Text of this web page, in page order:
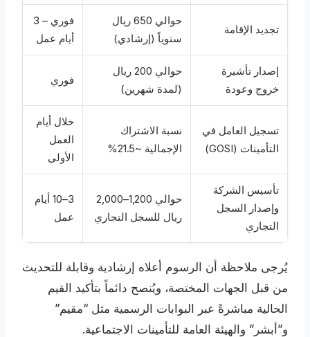
تجديد الإقامة
حوالي 650 ريال
سنوياً (إرشادي)
فوري – 3
أيام عمل
إصدار تأشيرة
خروج وعودة
حوالي 200 ريال
(لمدة شهرين)
فوري
تسجيل العامل في
التأمينات (GOSI)
نسبة الاشتراك
الإجمالية ~21.5%
خلال أيام
العمل
الأولى
تأسيس الشركة
وإصدار السجل
التجاري
حوالي 1,200–2,000
ريال للسجل التجاري
3–10 أيام
عمل
يُرجى ملاحظة أن الرسوم أعلاه إرشادية وقابلة للتحديث
من قبل الجهات المختصة، ويُنصح دائماً بتأكيد القيم
الحالية مباشرةً عبر البوابات الرسمية مثل “مقيم”
و”أبشر” والهيئة العامة للتأمينات الاجتماعية.